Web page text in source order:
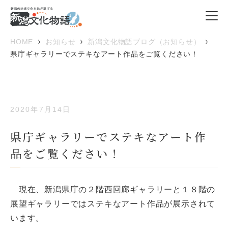
HOME お知らせ
新潟文化物語ブログ（お知らせ）
県庁ギャラリーでステキなアート作品をご覧ください！
2020年7月14日
県庁ギャラリーでステキなアート作
品をご覧ください！
現在、新潟県庁の２階西回廊ギャラリーと１８階の
展望ギャラリーではステキなアート作品が展示されて
います。